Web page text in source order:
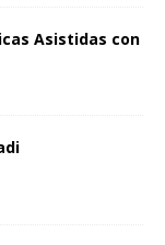
Asistidas con